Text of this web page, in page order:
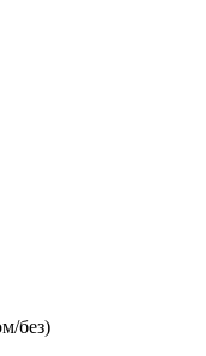
без)